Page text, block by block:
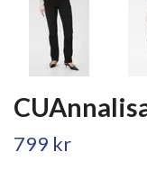
799 kr